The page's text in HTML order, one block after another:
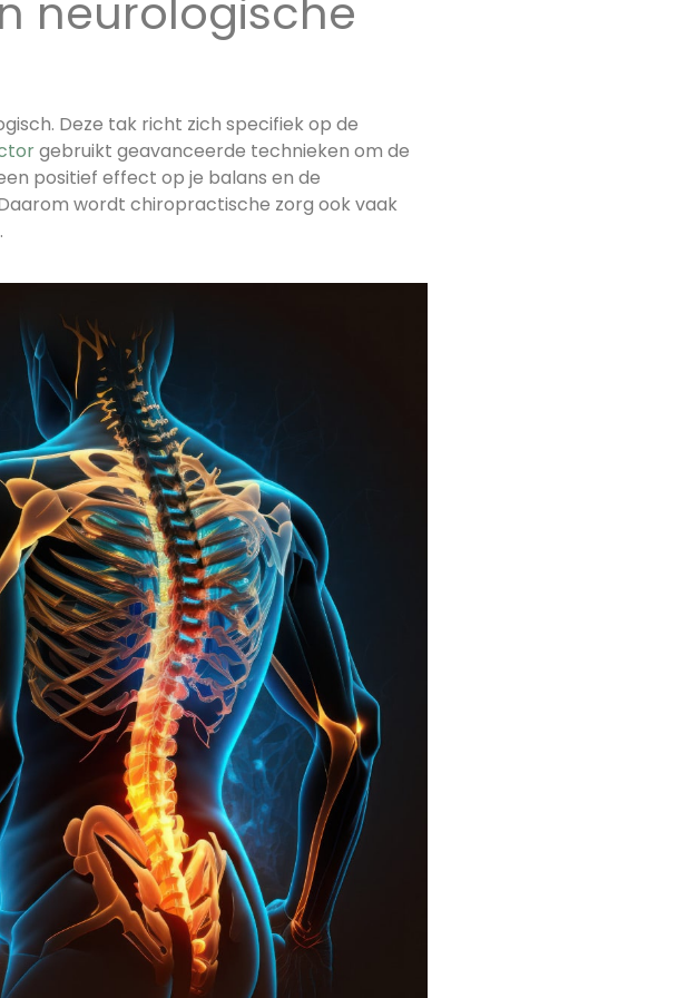
neurologische
Deze tak richt zich specifiek op de
gebruikt geavanceerde technieken om de
positief effect op je balans en de
wordt chiropractische zorg ook vaak